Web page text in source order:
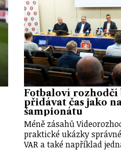
Fotbaloví rozhodčí
přidávat čas jako
šampionátu
Méně zásahů
praktické ukázky
VAR a také například